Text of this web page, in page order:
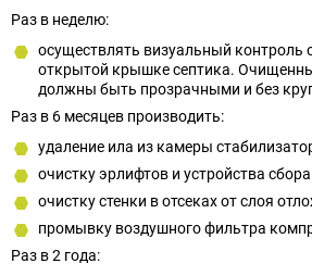
Раз в неделю:
осуществлять визуальный контроль
открытой крышке септика.
должны быть прозрачными и без
Раз в 6 месяцев производить:
удаление ила из камеры
очистку эрлифтов и устройства
очистку стенки в отсеках от слоя
промывку воздушного фильтра
Раз в 2 года: